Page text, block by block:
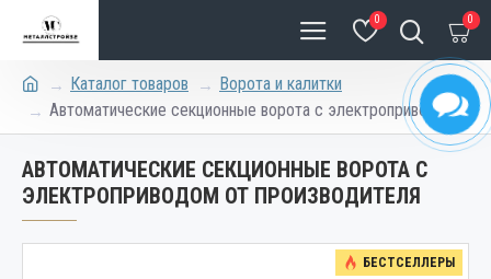
0 0
Каталог товаров
Ворота и калитки
Автоматические секционные ворота с электроприводом
АВТОМАТИЧЕСКИЕ СЕКЦИОННЫЕ ВОРОТА С
ЭЛЕКТРОПРИВОДОМ ОТ ПРОИЗВОДИТЕЛЯ
БЕСТСЕЛЛЕРЫ